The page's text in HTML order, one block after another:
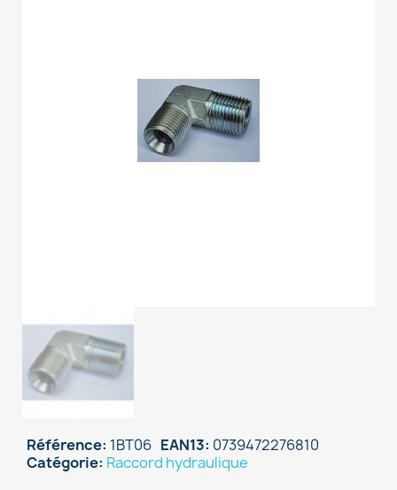
Référence 1BT06 EAN13 0739472276810
Catégorie Raccord hydraulique